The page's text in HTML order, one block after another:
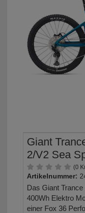
Giant
2/V2 Sea
(0
Artikelnummer:
Das Giant
400Wh Elektro
einer Fox 36